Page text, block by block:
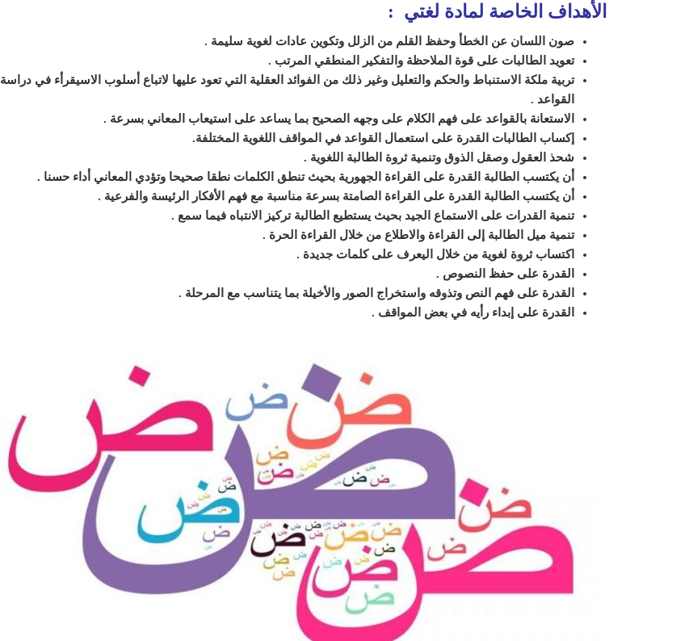
الأهداف الخاصة لمادة لغتي :
صون اللسان عن الخطأ وحفظ القلم من الزلل وتكوين عادات لغوية سليمة .
تعويد
الطالبات على قوة الملاحظة والتفكير المنطقي المرتب .
تربية ملكة الاستنباط والحكم والتعليل وغير ذلك من الفوائد العقلية التي تعود عليها لاتباع أسلوب الاسيقرأء في دراسة
القواعد .
الاستعانة بالقواعد على فهم الكلام على وجهه
الصحيح بما يساعد على استيعاب المعاني بسرعة .
إكساب الطالبات القدرة على استعمال القواعد في المواقف اللغوية المختلفة.
شحذ العقول وصقل الذوق وتنمية ثروة الطالبة
اللغوية .
أن يكتسب الطالبة القدرة على القراءة الجهورية بحيث تنطق الكلمات نطقا صحيحا وتؤدي
المعاني أداء حسنا .
أن يكتسب الطالبة القدرة على القراءة الصامتة بسرعة مناسبة مع فهم الأفكار الرئيسة والفرعية .
تنمية القدرات على الاستماع الجيد بحيث يستطيع الطالبة تركيز الانتباه فيما سمع .
تنمية ميل الطالبة إلى القراءة والاطلاع من خلال القراءة الحرة .
اكتساب ثروة لغوية من خلال اليعرف على كلمات جديدة .
القدرة على حفظ النصوص .
القدرة على فهم النص وتذوقه واستخراج الصور والأخيلة بما يتناسب مع المرحلة .
القدرة على إبداء رأيه في بعض المواقف .